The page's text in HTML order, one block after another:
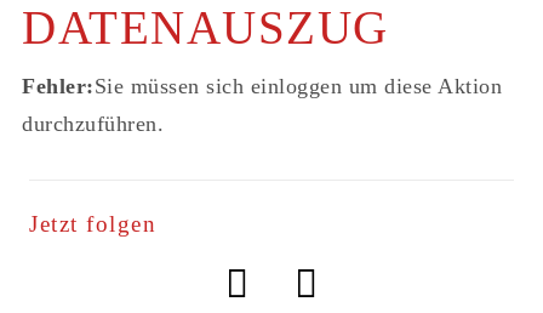
DATENAUSZUG
Fehler:Sie müssen sich einloggen um diese Aktion
durchzuführen.
Jetzt folgen